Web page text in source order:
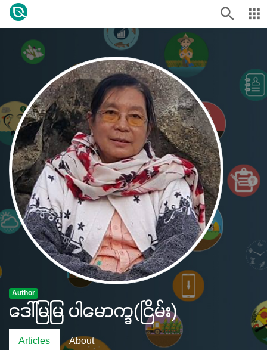
Author
ဒေါ်မြမြ ပါမောက္ခ(ငြိမ်း)
Articles About